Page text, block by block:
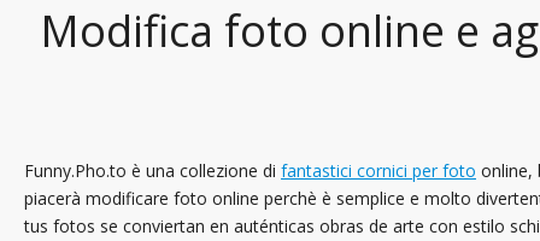
Modifica foto online e
Funny.Pho.to è una collezione di fantastici cornici per foto online,
piacerà modificare foto online perchè è semplice e molto
tus fotos se conviertan en auténticas obras de arte con estilo